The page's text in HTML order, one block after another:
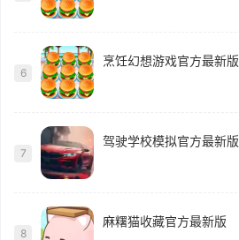
6
烹饪幻想游戏官方最新版
7
驾驶学校模拟官方最新版
8
麻糬猫收藏官方最新版